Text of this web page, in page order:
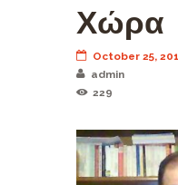
Χώρα
October 25,
admin
229